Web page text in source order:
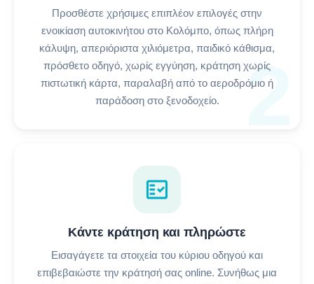
2
Προσθέστε χρήσιμες επιπλέον επιλογές στην
ενοικίαση αυτοκινήτου στο Κολόμπο, όπως πλήρη
κάλυψη, απεριόριστα χιλιόμετρα, παιδικό κάθισμα,
πρόσθετο οδηγό, χωρίς εγγύηση, κράτηση χωρίς
πιστωτική κάρτα, παραλαβή από το αεροδρόμιο ή
παράδοση στο ξενοδοχείο.
fact_check
Κάντε κράτηση και πληρώστε
Εισαγάγετε τα στοιχεία του κύριου οδηγού και
επιβεβαιώστε την κράτησή σας online. Συνήθως μια